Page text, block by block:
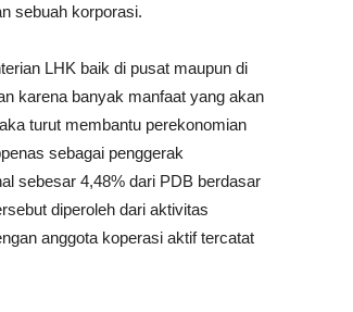
sebuah korporasi.
LHK baik di pusat maupun di
karena banyak manfaat yang akan
turut membantu perekonomian
sebagai penggerak
sebesar 4,48% dari PDB berdasar
diperoleh dari aktivitas
anggota koperasi aktif tercatat